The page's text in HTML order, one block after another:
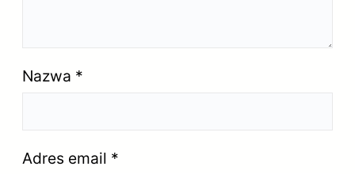
Nazwa *
Adres email *